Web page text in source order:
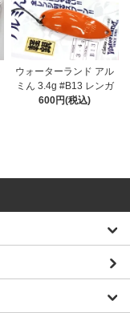
ウォーターランド アル
ミん 3.4g #B13 レンガ
600円(税込)